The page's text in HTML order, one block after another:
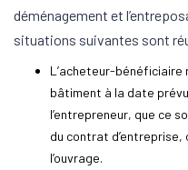
déménagement et
situations suivantes sont
L’acheteur-
bâtiment à la date
l’entrepreneur, que ce
du contrat
l’ouvrage.